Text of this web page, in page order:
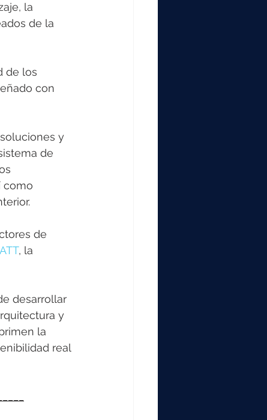
la
de la
de los
con
y
de
como
de
, la
desarrollar
y
la
real